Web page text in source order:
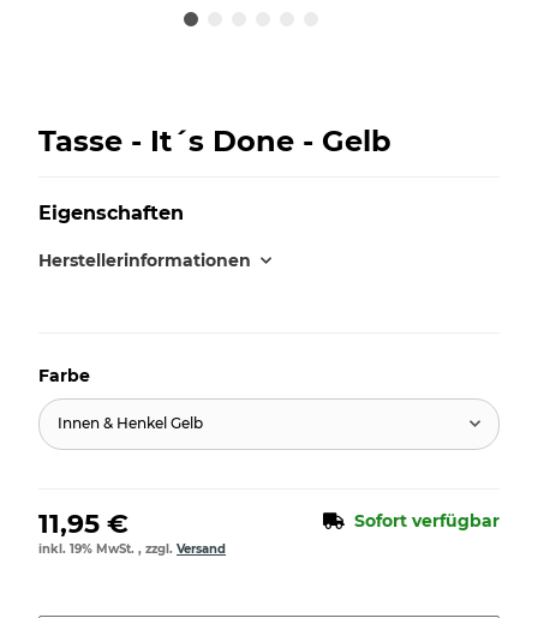
Tasse - It´s Done - Gelb
Eigenschaften
Herstellerinformationen
Farbe
Innen & Henkel Gelb
11,95 € Sofort verfügbar
inkl. 19% MwSt. , zzgl. Versand